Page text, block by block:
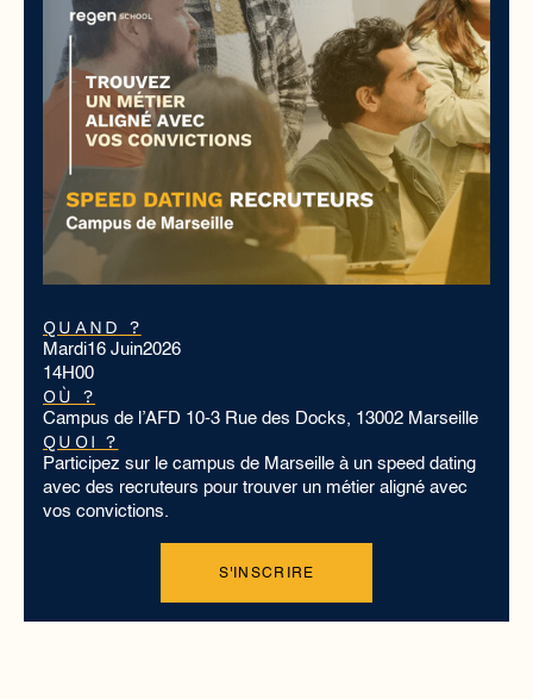
QUAND ?
Mardi16 Juin2026
14H00
OÙ ?
Campus de l’AFD 10-3 Rue des Docks, 13002 Marseille
QUOI ?
Participez sur le campus de Marseille à un speed dating
avec des recruteurs pour trouver un métier aligné avec
vos convictions.
S'INSCRIRE